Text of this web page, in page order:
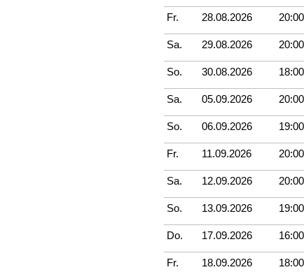
Fr. 28.08.2026 20:00
Sa. 29.08.2026 20:00
So. 30.08.2026 18:00
Sa. 05.09.2026 20:00
So. 06.09.2026 19:00
Fr. 11.09.2026 20:00
Sa. 12.09.2026 20:00
So. 13.09.2026 19:00
Do. 17.09.2026 16:00
Fr. 18.09.2026 18:00